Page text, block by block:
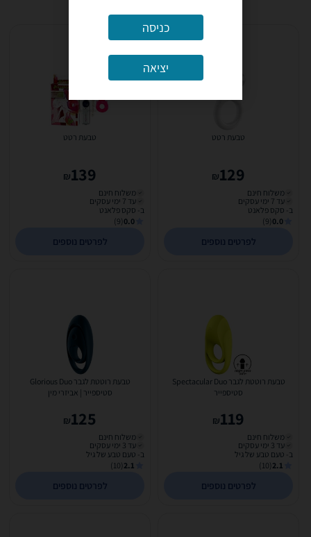
טבעת רטט
129
₪
משלוח חינם
עד 7 ימי עסקים
ב- סקס פלאנט
0.0
(9)
לפרטים נוספים
טבעת רטט
139
₪
משלוח חינם
עד 7 ימי עסקים
ב- סקס פלאנט
0.0
(9)
לפרטים נוספים
טבעת רוטטת לגבר Spectacular Duo
סטיספייר
119
₪
משלוח חינם
עד 3 ימי עסקים
ב- טעם טבע של גיל
2.1
(10)
לפרטים נוספים
טבעת רוטטת לגבר Glorious Duo
סטיספייר | אביזרי מין
125
₪
משלוח חינם
עד 3 ימי עסקים
ב- טעם טבע של גיל
2.1
(10)
לפרטים נוספים
יציאה
כניסה